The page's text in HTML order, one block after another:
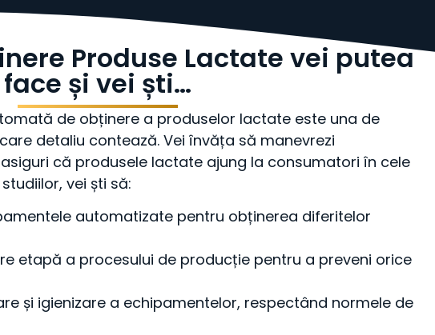
Produse Lactate vei putea
face și vei ști…
de obținere a produselor lactate este una de
detaliu contează. Vei învăța să manevrezi
că produsele lactate ajung la consumatori în cele
vei ști să:
automatizate pentru obținerea diferitelor
etapă a procesului de producție pentru a preveni orice
și igienizare a echipamentelor, respectând normele de